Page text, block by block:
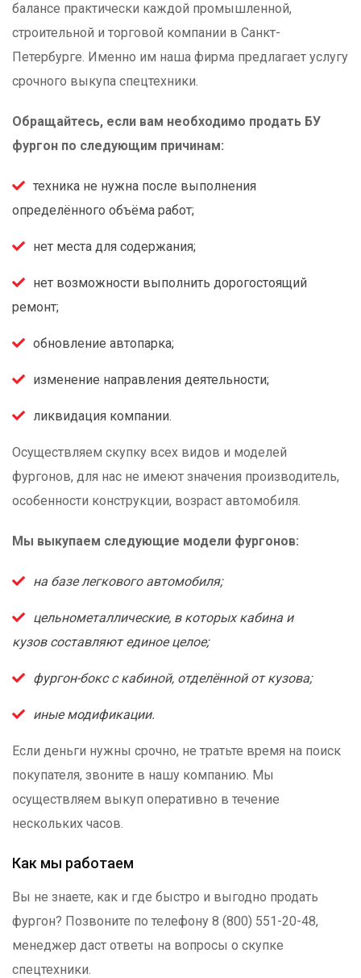
балансе практически каждой промышленной,
строительной и торговой компании в Санкт-
Петербурге. Именно им наша фирма предлагает услугу
срочного выкупа спецтехники.
Обращайтесь, если вам необходимо продать БУ
фургон по следующим причинам:
техника не нужна после выполнения
определённого объёма работ;
нет места для содержания;
нет возможности выполнить дорогостоящий
ремонт;
обновление автопарка;
изменение направления деятельности;
ликвидация компании.
Осуществляем скупку всех видов и моделей
фургонов, для нас не имеют значения производитель,
особенности конструкции, возраст автомобиля.
Мы выкупаем следующие модели фургонов:
на базе легкового автомобиля;
цельнометаллические, в которых кабина и
кузов составляют единое целое;
фургон-бокс с кабиной, отделённой от кузова;
иные модификации.
Если деньги нужны срочно, не тратьте время на поиск
покупателя, звоните в нашу компанию. Мы
осуществляем выкуп оперативно в течение
нескольких часов.
Как мы работаем
Вы не знаете, как и где быстро и выгодно продать
фургон? Позвоните по телефону 8 (800) 551-20-48,
менеджер даст ответы на вопросы о скупке
спецтехники.